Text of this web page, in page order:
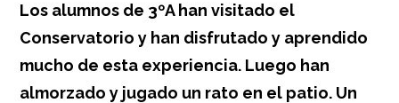
Los alumnos de 3ºA han visitado el
Conservatorio y han disfrutado y aprendido
mucho de esta experiencia. Luego han
almorzado y jugado un rato en el patio. Un